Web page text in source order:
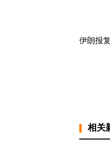
伊朗报
相关